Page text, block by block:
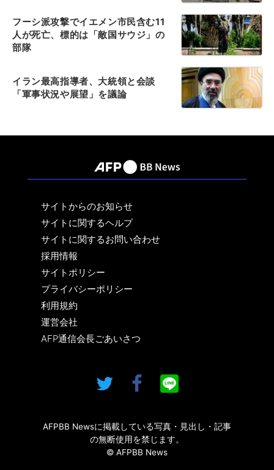
フーシ派攻撃でイエメン市民含む11
人が死亡、標的は「敵国サウジ」の
部隊
イラン最高指導者、大統領と会談
「軍事状況や展望」を議論
サイトからのお知らせ
サイトに関するヘルプ
サイトに関するお問い合わせ
採用情報
サイトポリシー
プライバシーポリシー
利用規約
運営会社
AFP通信会長ごあいさつ
AFPBB Newsに掲載している写真・見出し・記事
の無断使用を禁じます。
© AFPBB News